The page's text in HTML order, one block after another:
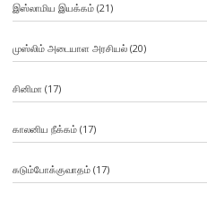
இஸ்லாமிய இயக்கம்(21)
முஸ்லிம் அடையாள அரசியல்(20)
சினிமா (17)
காலனிய நீக்கம்(17)
கடும்போக்குவாதம்(17)